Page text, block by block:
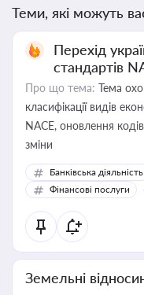
Теми, які можуть
Перехід
стандартів
Про що тема: Тема
класифікації видів
NACE, оновлення
зміни
Банківська діяльність
Фінансові послуги
Земельні